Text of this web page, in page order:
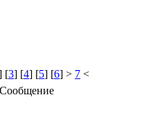
[3] [4] [5] [6] > 7 <
Сообщение